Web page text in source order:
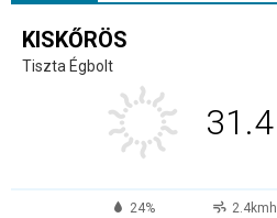
KISKŐRÖS
Tiszta Égbolt
31.4
24% 2.4kmh